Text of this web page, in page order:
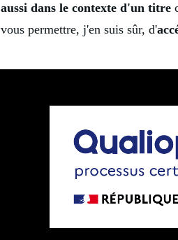
aussi dans le contexte d'un titre
vous permettre, j'en suis sûr, d'